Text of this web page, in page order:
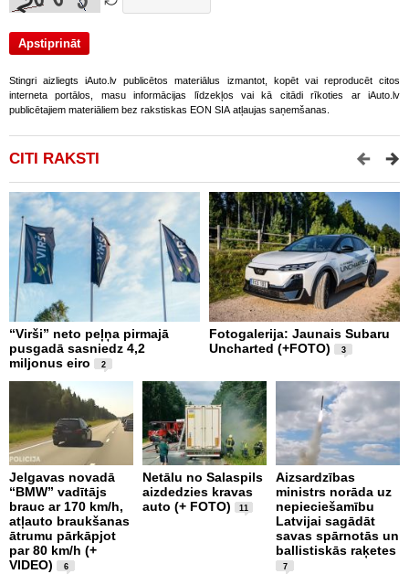
Stingri aizliegts iAuto.lv publicētos materiālus izmantot, kopēt vai reproducēt citos
interneta portālos, masu informācijas līdzekļos vai kā citādi rīkoties ar iAuto.lv
publicētajiem materiāliem bez rakstiskas EON SIA atļaujas saņemšanas.
CITI RAKSTI
“Virši” neto peļņa pirmajā
pusgadā sasniedz 4,2
miljonus eiro
2
Fotogalerija: Jaunais Subaru
Uncharted (+FOTO)
3
Jelgavas novadā
“BMW” vadītājs
brauc ar 170 km/h,
atļauto braukšanas
ātrumu pārkāpjot
par 80 km/h (+
VIDEO)
6
Netālu no Salaspils
aizdedzies kravas
auto (+ FOTO)
11
Aizsardzības
ministrs norāda uz
nepieciešamību
Latvijai sagādāt
savas spārnotās un
ballistiskās raķetes
7